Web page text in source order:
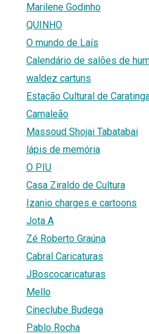
Marilene Godinho
QUINHO
O mundo de Laís
Calendário de salões de
waldez cartuns
Estação Cultural de
Camaleão
Massoud Shojai Tabatabai
lápis de memória
O PIU
Casa Ziraldo de Cultura
Izanio charges e cartoons
Jota A
Zé Roberto Graúna
Cabral Caricaturas
JBoscocaricaturas
Mello
Cineclube Budega
Pablo Rocha